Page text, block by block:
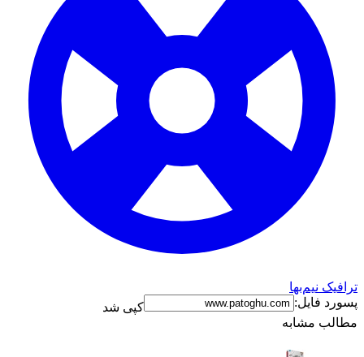
ترافیک نیم‌بها
پسورد فایل:
کپی شد
مطالب مشابه